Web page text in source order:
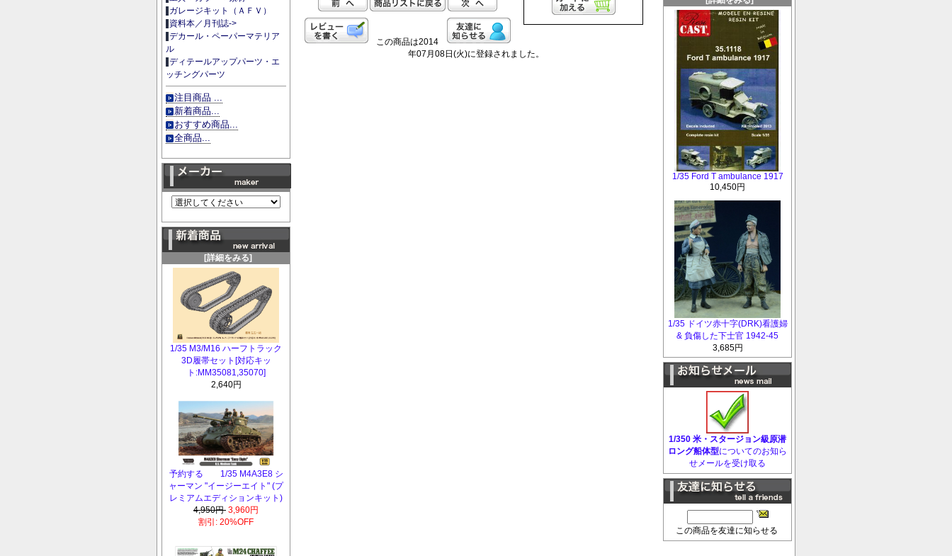
ガレージキット（ＡＦＶ）
資料本／月刊誌->
デカール・ペーパーマテリア
ル
ディテールアップパーツ・エ
ッチングパーツ
注目商品 ...
新着商品...
おすすめ商品...
全商品...
[詳細をみる]
1/35 M3/M16 ハーフトラック
3D履帯セット[対応キッ
ト:MM35081,35070]
2,640円
予約する 1/35 M4A3E8 シ
ャーマン "イージーエイト" (プ
レミアムエディションキット)
4,950円 3,960円
割引: 20%OFF
この商品は2014
年07月08日(火)に登録されました。
1/35 Ford T ambulance 1917
10,450円
1/35 ドイツ赤十字(DRK)看護婦
& 負傷した下士官 1942-45
3,685円
1/350 米・スタージョン級原潜
ロング船体型についてのお知ら
せメールを受け取る
この商品を友達に知らせる